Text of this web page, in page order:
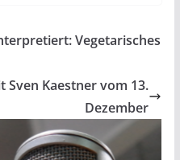
Vegetarisches
Kaestner vom 13.
Dezember